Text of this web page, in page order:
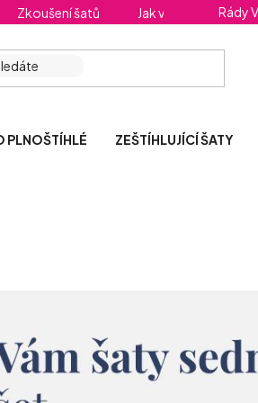
Zkoušení šatů Jak vybrat Rády
PLNOŠTÍHLÉ ZEŠTÍHLUJÍCÍ ŠATY